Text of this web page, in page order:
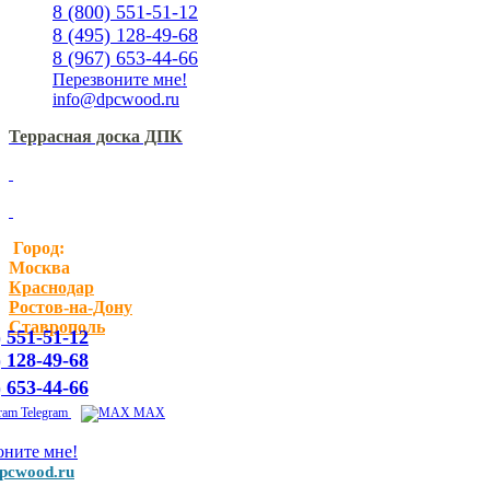
8 (800) 551-51-12
8 (495) 128-49-68
8 (967) 653-44-66
Перезвоните мне!
info@dpcwood.ru
Террасная доска ДПК
Город:
Москва
Краснодар
Ростов-на-Дону
Ставрополь
551-51-12
128-49-68
653-44-66
Telegram MAX
мне!